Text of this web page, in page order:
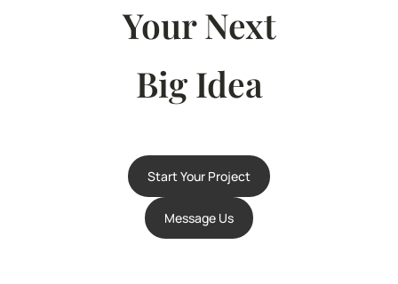
Your Next
Big Idea
Start Your Project
Message Us